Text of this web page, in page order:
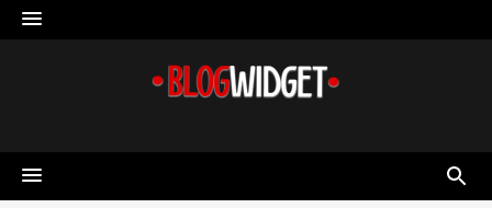
Skip
to